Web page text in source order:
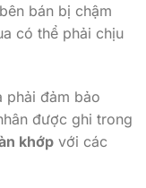
bán bị chậm
có thể phải chịu
phải đảm bảo
được ghi trong
khớpvới các